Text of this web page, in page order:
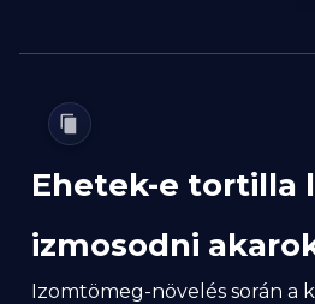
Ehetek-e tortilla
izmosodni
Izomtömeg-növelés során a